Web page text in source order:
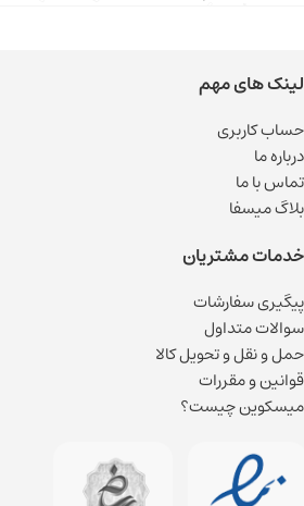
لینک های مهم
حساب کاربری
درباره ما
تماس با ما
بلاگ میسفا
خدمات مشتریان
پیگیری سفارشات
سوالات متداول
حمل و نقل و تحویل کالا
قوانین و مقررات
میسکوین چیست؟